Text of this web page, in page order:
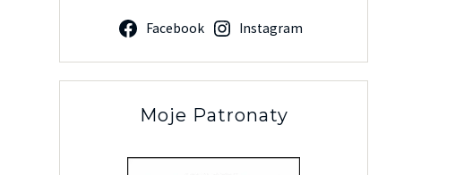
Facebook Instagram
Moje Patronaty